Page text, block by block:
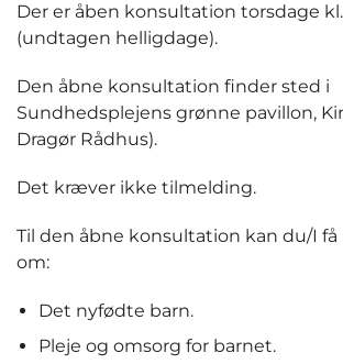
Der er åben konsultation torsdage kl.
(undtagen helligdage).
Den åbne konsultation finder sted i
Sundhedsplejens grønne pavillon,
Dragør Rådhus).
Det kræver ikke tilmelding.
Til den åbne konsultation kan du/I
om:
Det nyfødte barn.
Pleje og omsorg for barnet.